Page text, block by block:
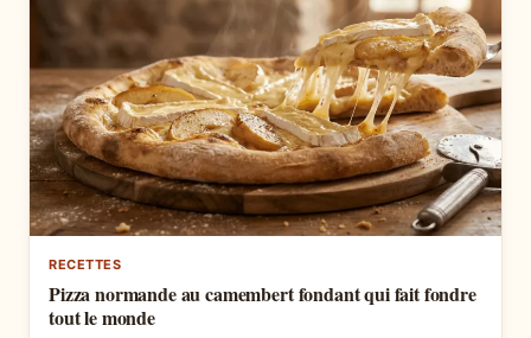
RECETTES
Pizza normande au camembert fondant qui fait fondre
tout le monde